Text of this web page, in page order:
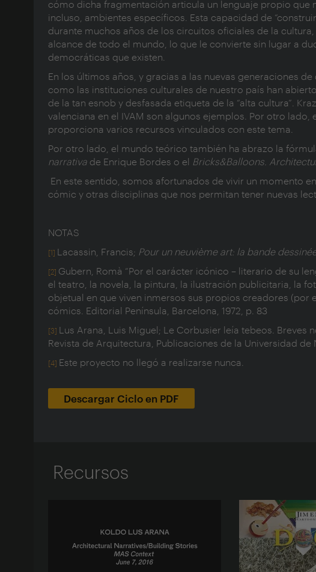
cómo dicha fragmentación articula un lenguaje propio que
incluso, ambientes específicos. Esta capacidad de
durante muchos años de los circuitos oficiales de la
alcance de todo el mundo, lo que le convierte sin lugar a
democráticas que existen.
En los últimos años, y gracias a las nuevas generaciones
como las instituciones culturales de nuestro país han
de la tan esnob y desfasada etiqueta de la “alta cultura”.
valenciana en el IVAM son algunos ejemplos. Por otro
proporciona varios recursos vinculados con este tema.
Por otro lado, el mundo teórico también ha abrazo la
narrativa de Enrique Bordes o el Bricks&Balloons.
En este sentido, somos afortunados de vivir un momento
cómic y otras disciplinas que nos permitan tener nuevas
NOTAS
[1] Lacassin, Francis; Pour un neuvième art: la bande
[2] Gubern, Romà “Por el carácter icónico – literario de su
el teatro, la novela, la pintura, la ilustración publicitaria, la
objetual en que viven inmersos sus propios creadores (por
cómics. Editorial Península, Barcelona, 1972, p. 83
[3] Lus Arana, Luis Miguel; Le Corbusier leía tebeos. Breves
Revista de Arquitectura, Publicaciones de la Universidad de
[4] Este proyecto no llegó a realizarse nunca.
Descargar Ciclo en PDF
Recursos